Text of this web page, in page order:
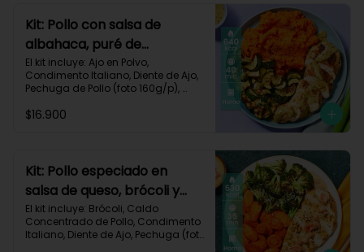
Kit: Pollo con salsa de
albahaca, puré de
zanahorias y zucchini-85
El kit incluye: Ajo en Polvo,
Condimento Italiano, Diente de Ajo,
Pechuga de Pollo (foto 160g/p),
Zanahoria, Zucchini Verde, Receta
Proteínas 35g
$16.900
Kit: Pollo especiado en
salsa de queso, brócoli y
zanahorias asadas-77
El kit incluye: Brócoli, Caldo
Concentrado de Pollo, Condimento
Italiano, Diente de Ajo, Pechuga (foto